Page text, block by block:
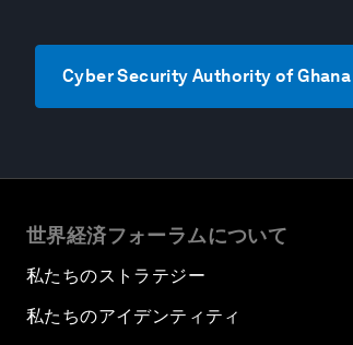
Cyber Security Authority of Ghana
世界経済フォーラムについて
私たちのストラテジー
私たちのアイデンティティ